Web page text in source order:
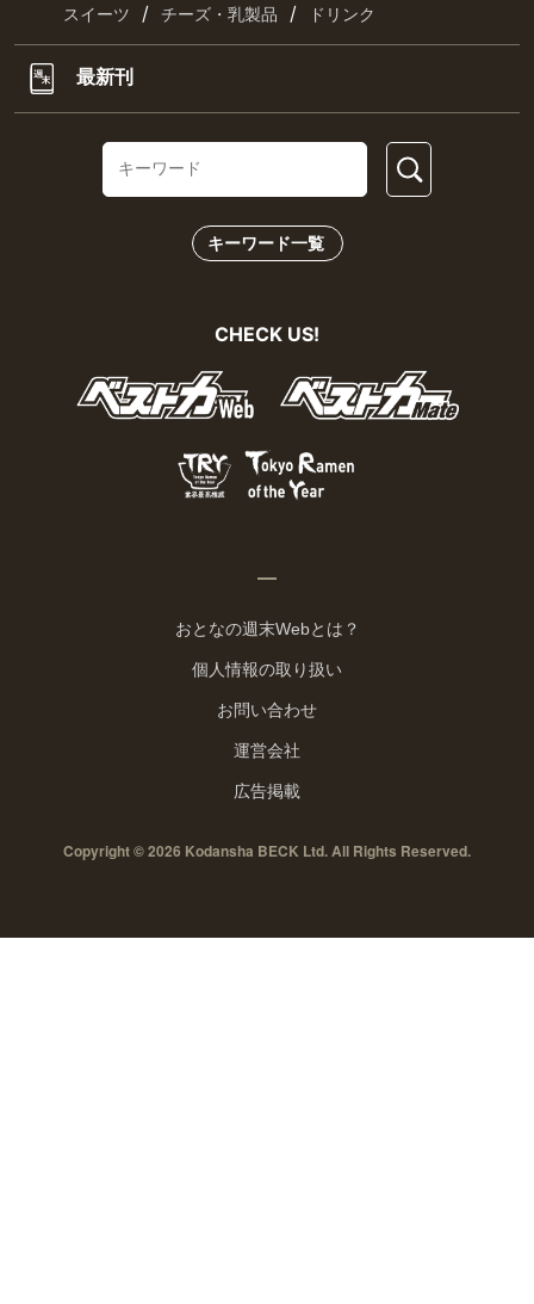
スイーツ / チーズ・乳製品 / ドリンク
最新刊
キーワード一覧
CHECK US!
おとなの週末Webとは？
個人情報の取り扱い
お問い合わせ
運営会社
広告掲載
Copyright © 2026 Kodansha BECK Ltd. All Rights Reserved.